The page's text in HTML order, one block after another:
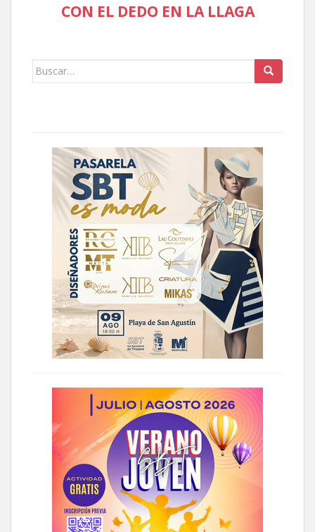
CON EL DEDO EN LA LLAGA
Buscar: